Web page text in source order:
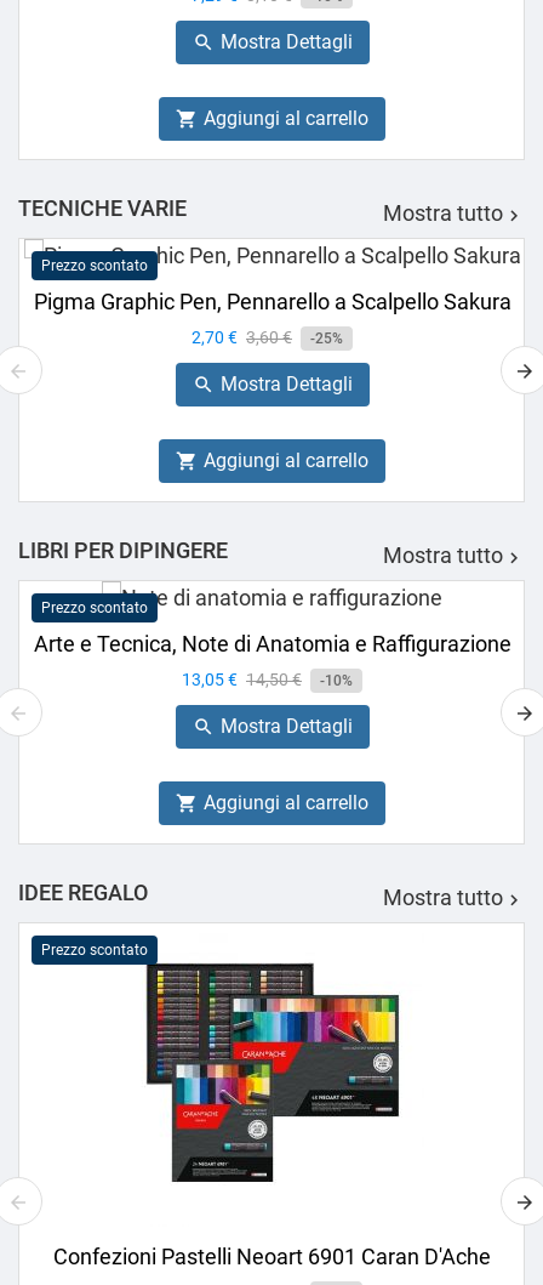
base
 Mostra Dettagli
 Aggiungi al carrello
TECNICHE VARIE Mostra tutto 
Prezzo scontato
Pigma Graphic Pen, Pennarello a Scalpello Sakura
Prezzo
2,70 € Prezzo
base
3,60 € -25%
 Mostra Dettagli
 Aggiungi al carrello
LIBRI PER DIPINGERE Mostra tutto 
Prezzo scontato
Arte e Tecnica, Note di Anatomia e Raffigurazione
Prezzo
13,05 € Prezzo
base
14,50 € -10%
 Mostra Dettagli
 Aggiungi al carrello
IDEE REGALO Mostra tutto 
Prezzo scontato
Confezioni Pastelli Neoart 6901 Caran D'Ache